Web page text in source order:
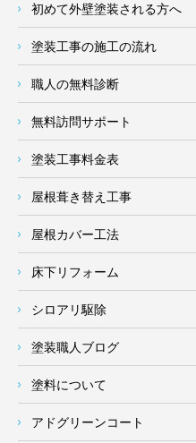
初めて外壁塗装される方へ
塗装工事の施工の流れ
職人の無料診断
無料訪問サポート
塗装工事料金表
屋根葺き替え工事
屋根カバー工法
床下リフォーム
シロアリ駆除
塗装職人ブログ
塗料について
アドグリーンコート